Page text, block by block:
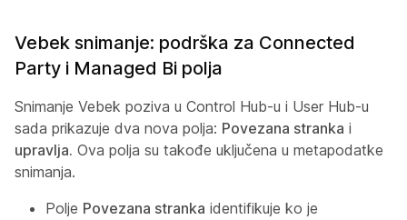
Vebek snimanje: podrška za Connected
Party i Managed Bi polja
Snimanje Vebek poziva u Control Hub-u i User Hub-u
sada prikazuje dva nova polja: Povezana stranka i
upravlja. Ova polja su takođe uključena u metapodatke
snimanja.
Polje Povezana stranka identifikuje ko je